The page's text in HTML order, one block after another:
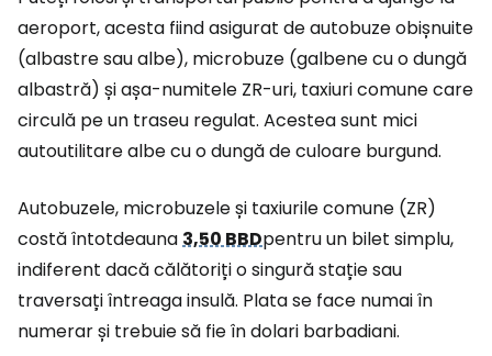
aeroport, acesta fiind asigurat de autobuze obișnuite
(albastre sau albe), microbuze (galbene cu o dungă
albastră) și așa-numitele ZR-uri, taxiuri comune care
circulă pe un traseu regulat. Acestea sunt mici
autoutilitare albe cu o dungă de culoare burgund.
Autobuzele, microbuzele și taxiurile comune (ZR)
costă întotdeauna3,50 BBDpentru un bilet simplu,
indiferent dacă călătoriți o singură stație sau
traversați întreaga insulă. Plata se face numai în
numerar și trebuie să fie în dolari barbadiani.